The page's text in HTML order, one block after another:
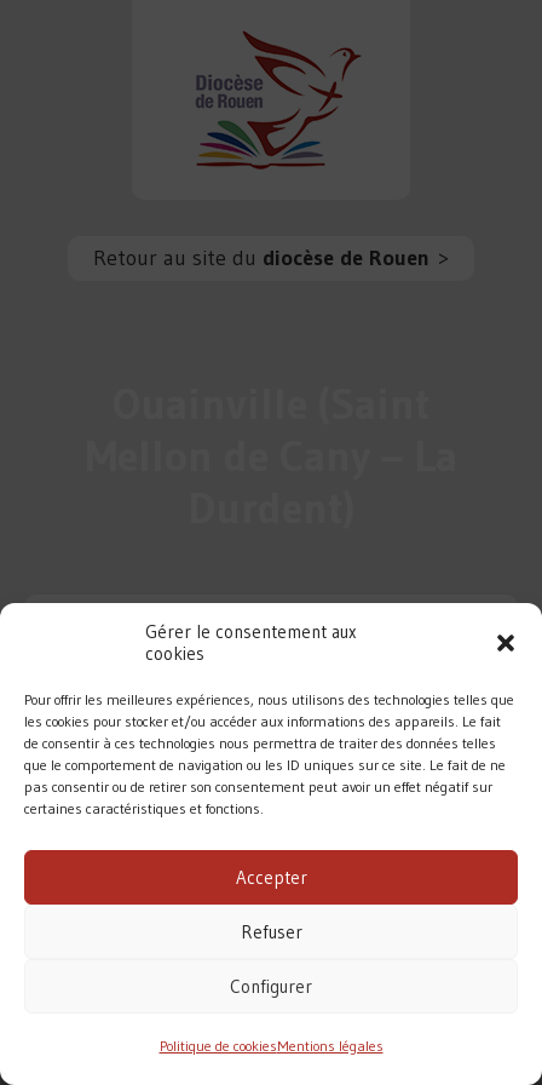
Gérer le consentement aux
cookies
Pour offrir les meilleures expériences, nous utilisons des technologies telles que
les cookies pour stocker et/ou accéder aux informations des appareils. Le fait
de consentir à ces technologies nous permettra de traiter des données telles
que le comportement de navigation ou les ID uniques sur ce site. Le fait de ne
pas consentir ou de retirer son consentement peut avoir un effet négatif sur
certaines caractéristiques et fonctions.
Accepter
Refuser
Configurer
Politique de cookiesMentions légales
Retour au site du diocèse de Rouen >
DIOCÈSE DE ROUEN
aucune subvention pour accomplir sa mission.
Le diocèse de Rouen vit principalement des dons des